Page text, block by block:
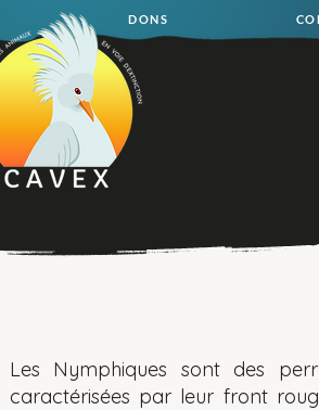
DONS
Les Nymphiques sont des
caractérisées par leur front